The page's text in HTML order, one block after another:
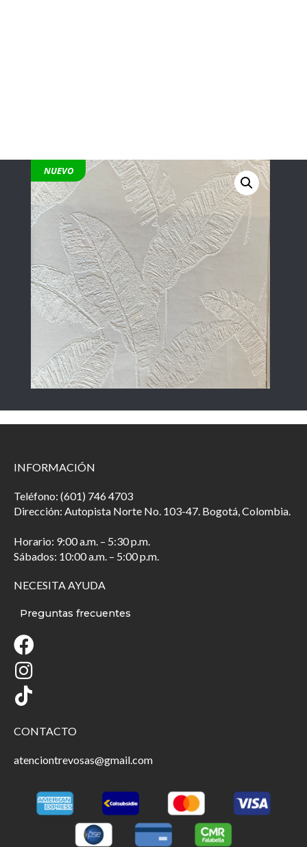
NUEVO
INFORMACIÓN
Teléfono: (601) 746 4703
Dirección: Autopista Norte No. 103-47. Bogotá, Colombia.
Horario: 9:00 a.m. – 5:30 p.m.
Sábados: 10:00 a.m. – 5:00 p.m.
NECESITA AYUDA
Preguntas frecuentes
CONTACTO
atenciontrevosas@gmail.com